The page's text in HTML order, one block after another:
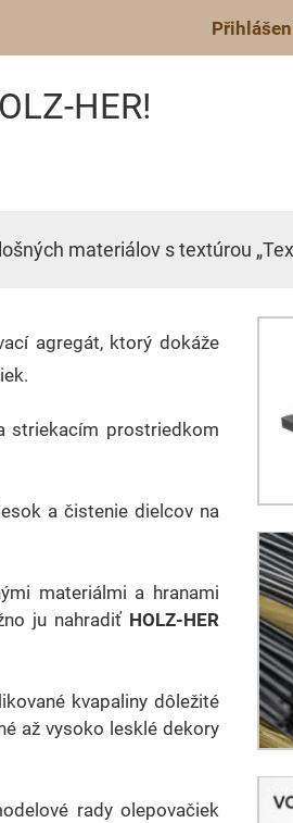
HER!
materiálov s textúrou
agregát, ktorý dokáže
striekacím prostriedkom
a čistenie dielcov na
materiálmi a hranami
ju nahradiť HOLZ-HER
kvapaliny dôležité
až vysoko lesklé dekory
rady olepovačiek